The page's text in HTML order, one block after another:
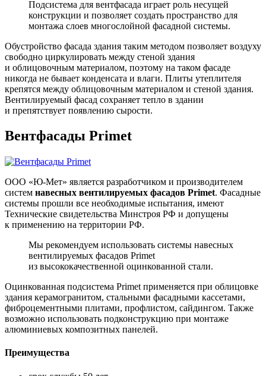
Подсистема для вентфасада играет роль несущей
конструкции и позволяет создать пространство для
монтажа слоев многослойной фасадной системы.
Обустройство фасада здания таким методом позволяет воздуху
свободно циркулировать между стеной здания
и облицовочным материалом, поэтому на таком фасаде
никогда не бывает конденсата и влаги. Плиты утеплителя
крепятся между облицовочным материалом и стеной здания.
Вентилируемый фасад сохраняет тепло в здании
и препятствует появлению сырости.
Вентфасады Primet
ООО «Ю-Мет» является разработчиком и производителем
систем навесных вентилируемых фасадов Primet. Фасадные
системы прошли все необходимые испытания, имеют
Технические свидетельства Минстроя РФ и допущены
к применению на территории РФ.
Мы рекомендуем использовать системы навесных
вентилируемых фасадов Primet
из высококачественной оцинкованной стали.
Оцинкованная подсистема Primet применяется при облицовке
здания керамогранитом, стальными фасадными кассетами,
фиброцементными плитами, профлистом, сайдингом. Также
возможно использовать подконструкцию при монтаже
алюминиевых композитных панелей.
Преимущества